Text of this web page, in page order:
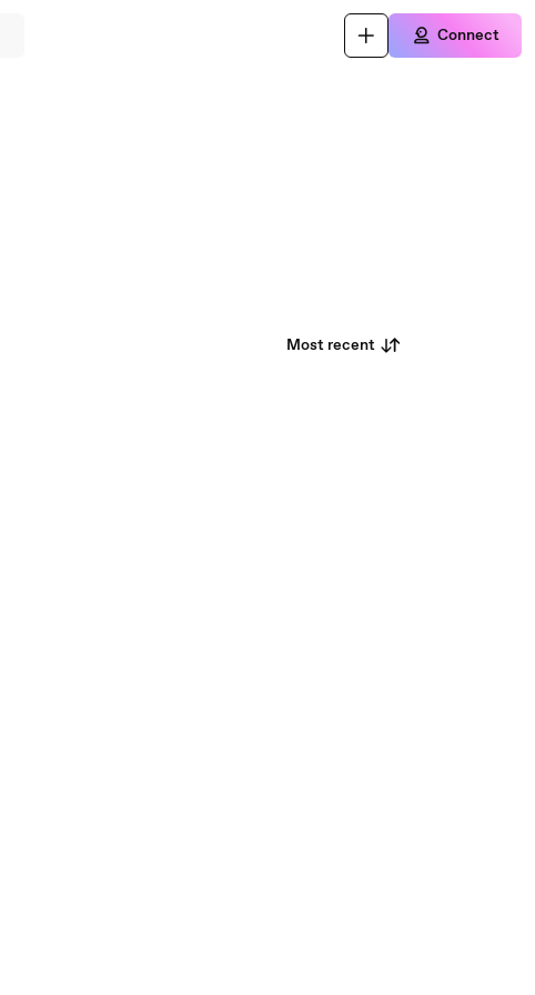
Connect
Most recent